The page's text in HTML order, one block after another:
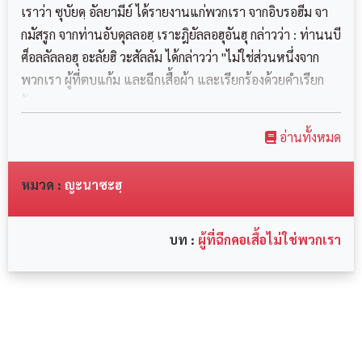
เราว่า ซุบัยดฺ อัลยามีย์ ได้รายงานแก่พวกเรา จากอิบรอฮีม จา
กมัสรูก จากท่านอับดุลลอฮฺ เราะฎิยัลลอฮุอันฮุ กล่าวว่า : ท่านนบี
ศ็อลลัลลอฮุ อะลัยฮิ วะสัลลัม ได้กล่าวว่า "ไม่ใช่ส่วนหนึ่งจาก
พวกเรา ผู้ที่ตบแก้ม และฉีกเสื้อผ้า และเรียกร้องด้วยคำเรียก
อ่านทั้งหมด
หมวด : ญะนาซะฮฺ
บท : ผู้ที่ฉีกคอเสื้อไม่ใช่พวกเรา